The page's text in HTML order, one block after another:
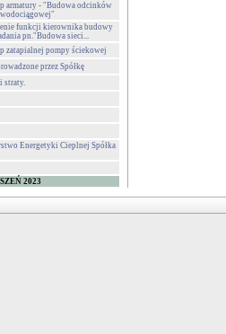
armatury - "Budowa odcinków
funkcji kierownika budowy
pn."Budowa sieci...
zatapialnej pompy ściekowej
przez Spółkę
straty.
Energetyki Cieplnej Spółka
2023